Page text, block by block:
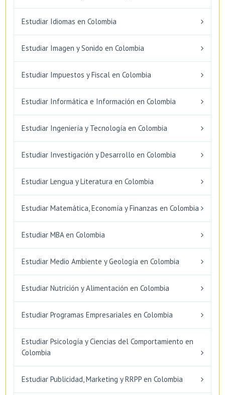
Estudiar Idiomas en Colombia
Estudiar Imagen y Sonido en Colombia
Estudiar Impuestos y Fiscal en Colombia
Estudiar Informática e Información en Colombia
Estudiar Ingeniería y Tecnología en Colombia
Estudiar Investigación y Desarrollo en Colombia
Estudiar Lengua y Literatura en Colombia
Estudiar Matemática, Economía y Finanzas en Colombia
Estudiar MBA en Colombia
Estudiar Medio Ambiente y Geología en Colombia
Estudiar Nutrición y Alimentación en Colombia
Estudiar Programas Empresariales en Colombia
Estudiar Psicología y Ciencias del Comportamiento en
Colombia
Estudiar Publicidad, Marketing y RRPP en Colombia